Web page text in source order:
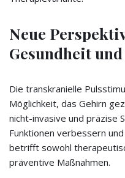
Neue
Gesundheit
Die transkranielle
Möglichkeit, das Gehirn
nicht-invasive und präzise
Funktionen verbessern
betrifft sowohl
präventive Maßnahmen.